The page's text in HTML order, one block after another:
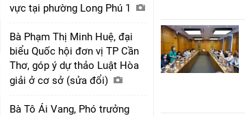
vực tại phường Long Phú 1
Bà Phạm Thị Minh Huệ, đại
biểu Quốc hội đơn vị TP Cần
Thơ, góp ý dự thảo Luật Hòa
giải ở cơ sở (sửa đổi)
Bà Tô Ái Vang, Phó trưởng